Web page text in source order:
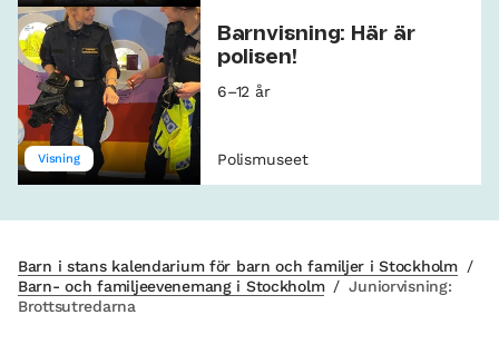
Visning
Barnvisning: Här är
polisen!
6–12 år
Polismuseet
Barn i stans kalendarium för barn och familjer i Stockholm /
Barn- och familjeevenemang i Stockholm / Juniorvisning:
Brottsutredarna